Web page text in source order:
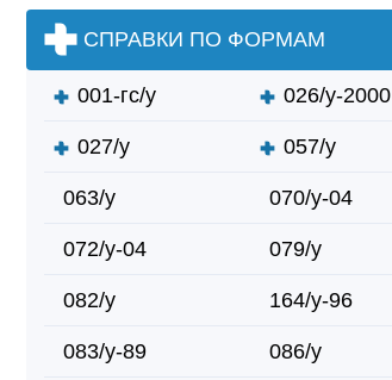
СПРАВКИ ПО ФОРМАМ
001-гс/у 026/у-2000
027/у 057/у
063/у 070/у-04
072/у-04 079/у
082/у 164/у-96
083/у-89 086/у